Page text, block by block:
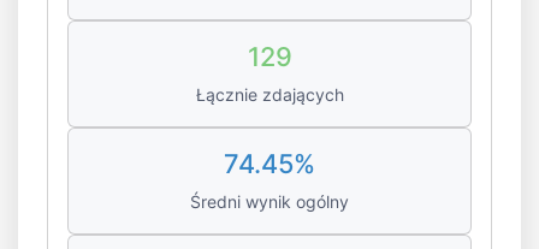
129
Łącznie zdających
74.45%
Średni wynik ogólny